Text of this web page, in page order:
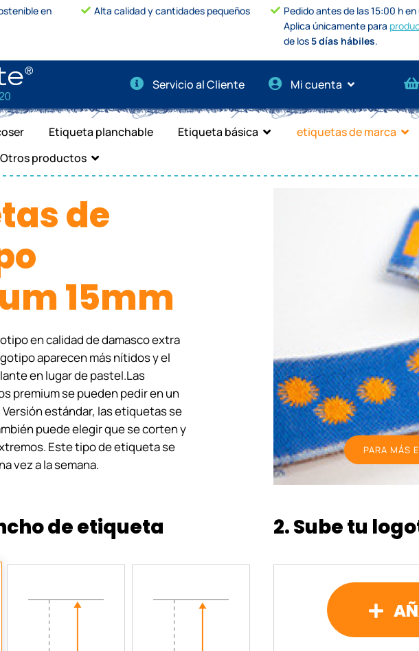
en
Alta calidad y cantidades pequeños
Pedido antes de las 15:00 h
Aplica únicamente para
de los 5 días hábiles.
Servicio al Cliente Mi cuenta
Etiqueta planchable Etiqueta básica etiquetas de marca
Otros productos
de
15mm
en calidad de damasco extra
aparecen más nítidos y el
en lugar de pastel.Las
premium se pueden pedir en un
Versión estándar, las etiquetas se
puede elegir que se corten y
Este tipo de etiqueta se
vez a la semana.
PARA MÁS
de etiqueta 2. Sube tu